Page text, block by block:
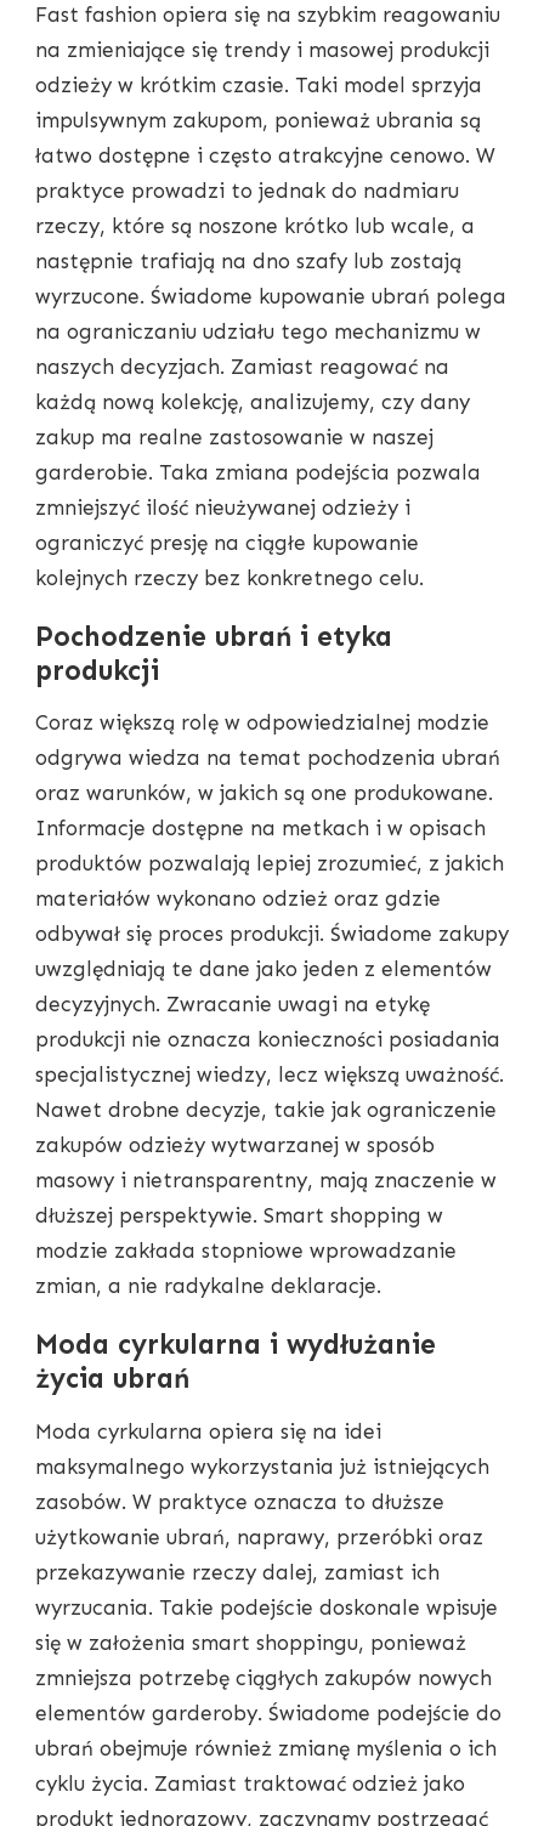
Fast fashion opiera się na szybkim reagowaniu
na zmieniające się trendy i masowej produkcji
odzieży w krótkim czasie. Taki model sprzyja
impulsywnym zakupom, ponieważ ubrania są
łatwo dostępne i często atrakcyjne cenowo. W
praktyce prowadzi to jednak do nadmiaru
rzeczy, które są noszone krótko lub wcale, a
następnie trafiają na dno szafy lub zostają
wyrzucone. Świadome kupowanie ubrań polega
na ograniczaniu udziału tego mechanizmu w
naszych decyzjach. Zamiast reagować na
każdą nową kolekcję, analizujemy, czy dany
zakup ma realne zastosowanie w naszej
garderobie. Taka zmiana podejścia pozwala
zmniejszyć ilość nieużywanej odzieży i
ograniczyć presję na ciągłe kupowanie
kolejnych rzeczy bez konkretnego celu.
Pochodzenie ubrań i etyka
produkcji
Coraz większą rolę w odpowiedzialnej modzie
odgrywa wiedza na temat pochodzenia ubrań
oraz warunków, w jakich są one produkowane.
Informacje dostępne na metkach i w opisach
produktów pozwalają lepiej zrozumieć, z jakich
materiałów wykonano odzież oraz gdzie
odbywał się proces produkcji. Świadome zakupy
uwzględniają te dane jako jeden z elementów
decyzyjnych. Zwracanie uwagi na etykę
produkcji nie oznacza konieczności posiadania
specjalistycznej wiedzy, lecz większą uważność.
Nawet drobne decyzje, takie jak ograniczenie
zakupów odzieży wytwarzanej w sposób
masowy i nietransparentny, mają znaczenie w
dłuższej perspektywie. Smart shopping w
modzie zakłada stopniowe wprowadzanie
zmian, a nie radykalne deklaracje.
Moda cyrkularna i wydłużanie
życia ubrań
Moda cyrkularna opiera się na idei
maksymalnego wykorzystania już istniejących
zasobów. W praktyce oznacza to dłuższe
użytkowanie ubrań, naprawy, przeróbki oraz
przekazywanie rzeczy dalej, zamiast ich
wyrzucania. Takie podejście doskonale wpisuje
się w założenia smart shoppingu, ponieważ
zmniejsza potrzebę ciągłych zakupów nowych
elementów garderoby. Świadome podejście do
ubrań obejmuje również zmianę myślenia o ich
cyklu życia. Zamiast traktować odzież jako
produkt jednorazowy, zaczynamy postrzegać